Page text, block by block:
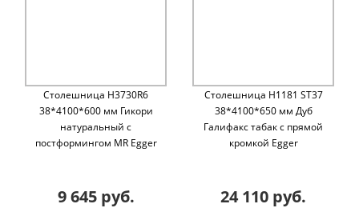
Столешница H3730R6
38*4100*600 мм Гикори
натуральный с
постформингом MR Egger
9 645 руб.
Столешница H1181 ST37
38*4100*650 мм Дуб
Галифакс табак с прямой
кромкой Egger
24 110 руб.